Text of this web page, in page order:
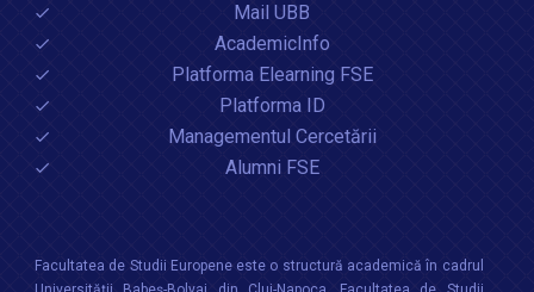
Mail UBB
AcademicInfo
Platforma Elearning FSE
Platforma ID
Managementul Cercetării
Alumni FSE
Facultatea de Studii Europene este o structură academică în cadrul